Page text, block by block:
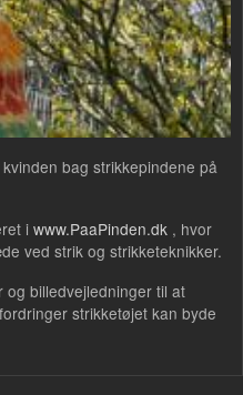
bag strikkepindene på
i www.PaaPinden.dk , hvor
ved strik og strikketeknikker.
og billedvejledninger til at
strikketøjet kan byde